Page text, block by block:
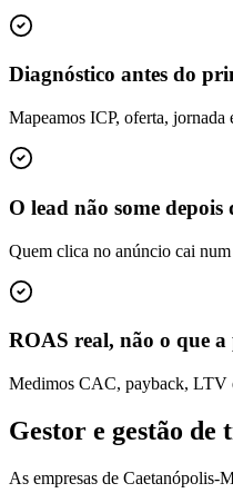
Diagnóstico antes do
Mapeamos ICP, oferta,
O lead não some depois
Quem clica no anúncio cai
ROAS real, não o que
Medimos CAC, payback, LTV
Gestor e gestão de
As empresas de Caetanópolis-